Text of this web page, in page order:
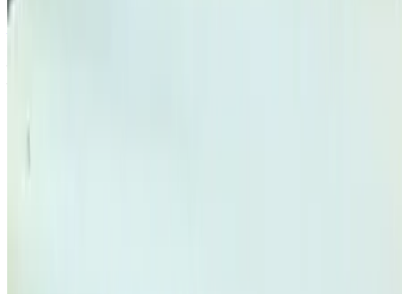
à vendre en Tanger: Noir Compactes, Essence Voiture,
Autres Spécifications, Auto 4-porte